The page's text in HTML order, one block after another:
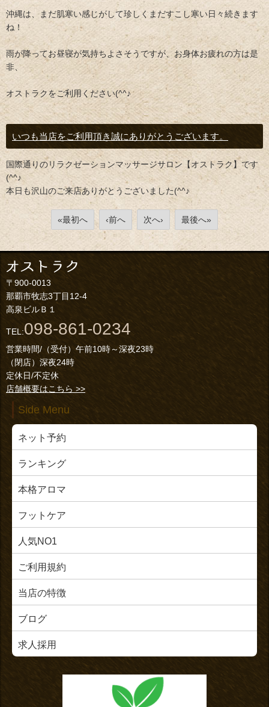
沖縄は、まだ肌寒い感じがして珍しくまだすこし寒い日々続きます
ね！
雨が降ってお昼寝が気持ちよさそうですが、お身体お疲れの方は是
非、
オストラクをご利用ください(^^♪
いつも当店をご利用頂き誠にありがとうございます。
国際通りのリラクゼーションマッサージサロン【オストラク】です
(^^♪
本日も沢山のご来店ありがとうございました(^^♪
«最初へ ‹前へ 次へ› 最後へ»
〒900-0013
那覇市牧志3丁目12-4
高泉ビルＢ１
TEL:098-861-0234
営業時間/（受付）午前10時～深夜23時
（閉店）深夜24時
定休日/不定休
店舗概要はこちら >>
Side Menu
ネット予約
ランキング
本格アロマ
フットケア
人気NO1
ご利用規約
当店の特徴
ブログ
求人採用